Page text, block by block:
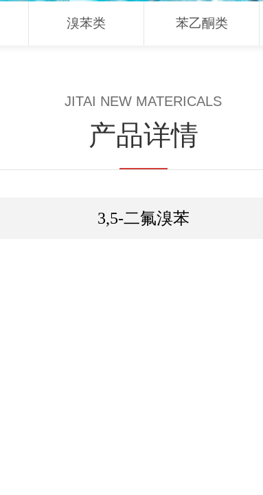
溴苯类 苯乙酮类
JITAI NEW MATERICALS
产品详情
3,5-二氟溴苯